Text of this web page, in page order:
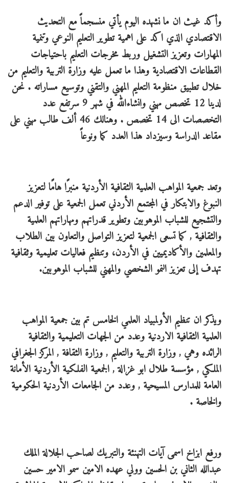
وأكد غيث ان ما نشهده اليوم يأتي منسجماً مع التحديث
الاقتصادي الذي اكد على اهمية تطوير التعليم النوعي وتنمية
المهارات وتعزيز التشغيل وربط مخرجات التعليم باحتياجات
القطاعات الاقتصادية وهذا ما تعمل عليه وزارة التربية والتعليم من
خلال تطبيق منظومة التعليم المهني والتقني وتوسيع مساراته . نحن
لدينا 12 تخصص مهني وانشاءالله في شهر 9 سرتفع عدد
التخصصات الى 14 تخصص . وهنالك 46 ألف طالب مهني على
مقاعد الدراسة وسيزداد هذا العدد كما ونوعاً
وتعد جمعية المواهب العلمية الثقافية الأردنية منبرًا هامًا لتعزيز
النبوغ والابتكار في المجتمع الأردني تعمل الجمعية على توفير الدعم
والتشجيع للشباب الموهوبين وتطوير قدراتهم ومهاراتهم العلمية
والثقافية , كما تسعى الجمعية لتعزيز التواصل والتعاون بين الطلاب
والمعلمين والأكاديميين في الأردن، وتنظيم فعاليات تعليمية وثقافية
تهدف إلى تعزيز النمو الشخصي والمهني للشباب الموهوبين.
ويذكر ان تنظيم الأولمبياد العلمي الخامس تم بين جمعية المواهب
العلمية الثقافية الاردنية وعدد من الجهات التعليمية والثقافية
الرائده وهي , وزارة التربية والتعليم , وزارة الثقافة , المركز الجغرافي
الملكي , مؤسسة طلال ابو غزالة , الجمعية الفلكية الأردنية الأمانة
العامة للمدارس المسيحية , وعدد من الجامعات الأردنية الحكومية
والخاصة .
ورفع ابزاخ اسمى آيات التهنئة والتبريك لصاحب الجلالة الملك
عبدالله الثاني بن الحسين وولي عهده الامين سمو الامير حسين